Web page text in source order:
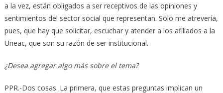
a la vez, están obligados a ser receptivos de las opiniones y
sentimientos del sector social que representan. Solo me atrevería,
pues, que hay que solicitar, escuchar y atender a los afiliados a la
Uneac, que son su razón de ser institucional.
¿Desea agregar algo más sobre el tema?
PPR.-Dos cosas. La primera, que estas preguntas implican un